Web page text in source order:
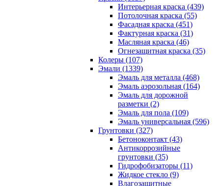
Интерьерная краска (439)
Потолочная краска (55)
Фасадная краска (451)
Фактурная краска (31)
Масляная краска (46)
Огнезащитная краска (35)
Колеры (107)
Эмали (1339)
Эмаль для металла (468)
Эмаль аэрозольная (164)
Эмаль для дорожной
разметки (2)
Эмаль для пола (109)
Эмаль универсальная (596)
Грунтовки (327)
Бетоноконтакт (43)
Антикоррозийные
грунтовки (35)
Гидрофобизаторы (11)
Жидкое стекло (9)
Влагозащитные